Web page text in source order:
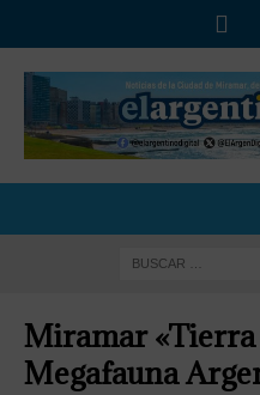
Miramar «Tierra
Megafauna